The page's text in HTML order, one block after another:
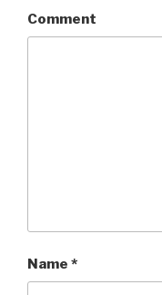
Comment
Name *